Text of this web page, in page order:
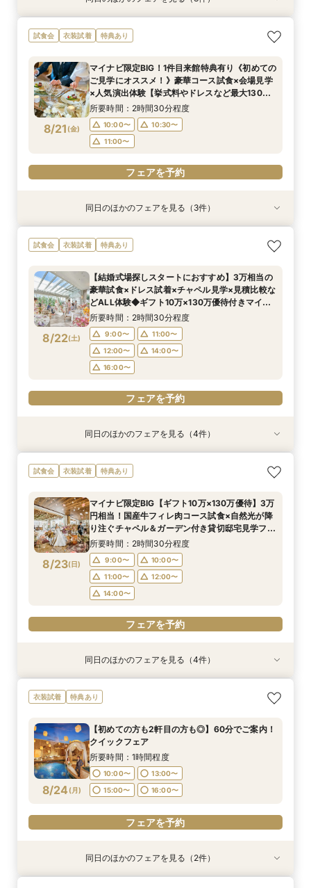
8/20(木)
【初めての方も2軒目の方も◎】60分でご案内！
クイックフェア
10:00〜
13:00〜
15:00〜
16:00〜
フェアを予約
8/20(木)
【挙式＆会食*10名59万～】家族だけのシンプル
WD！少人数W相談フェア
10:00〜
11:00〜
14:30〜
16:00〜
フェアを予約
8/20(木)
【初めての見学におすすめ】即決なし◎自然光溢
れるチャペル＆会場見学×見積もり相談
10:00〜
13:00〜
15:00〜
16:00〜
フェアを予約
試食会 衣装試着 特典あり
8/21 (金)
マイナビ限定BIG！1件目来館特典有り《初めての
ご見学にオススメ！》豪華コース試食×会場見学
×人気演出体験【挙式料やドレスなど最大130万
円特典】
所要時間：2時間30分程度
10:00〜
10:30〜
11:00〜
フェアを予約
特典あり
8/21(金)
【初めての方も2軒目の方も◎】60分でご案内！
クイックフェア
10:00〜
13:00〜
15:00〜
16:00〜
フェアを予約
特典あり
8/21(金)
【挙式＆会食*10名59万～】家族だけのシンプル
WD！少人数W相談フェア
10:00〜
11:00〜
14:30〜
16:00〜
フェアを予約
特典あり
8/21(金)
【初めての見学におすすめ】即決なし◎自然光溢
れるチャペル＆会場見学×見積もり相談
10:00〜
13:00〜
15:00〜
16:00〜
フェアを予約
同日のほかのフェアを見る（3件）
試食会 衣装試着 特典あり
8/22(土)
【結婚式場探しスタートにおすすめ】3万相当の
豪華試食×ドレス試着×チャペル見学×見積比較な
どALL体験◆ギフト10万×130万優待付きマイナ
ビ限定BIGフェア
所要時間：2時間30分程度
9:00〜
11:00〜
12:00〜
14:00〜
16:00〜
フェアを予約
衣装試着 特典あり
8/22(土)
マイナビ限定BIG【憧れ試着×スイーツ試食付
き】ギフト10万×130万優待◆自然光が降り注ぐ
ア
所要時間：2時間程度
9:00〜
11:00〜
14:30〜
17:00〜
フェアを予約
衣装試着 特典あり
8/22(土)
【愛犬とずっと一緒】挙式も披露宴も叶うペット
婚相談フェア｜マイナビ限定BIG＼Amazonギフ
所要時間：2時間程度
9:00〜
11:00〜
14:30〜
フェアを予約
特典あり
8/22(土)
【初めての方も2軒目の方も◎】60分でご案内！
クイックフェア
10:00〜
13:00〜
15:00〜
16:00〜
フェアを予約
特典あり
8/22(土)
【挙式＆会食*10名59万～】家族だけのシンプル
WD！少人数W相談フェア
10:00〜
11:00〜
14:30〜
16:00〜
フェアを予約
同日のほかのフェアを見る（4件）
試食会 衣装試着 特典あり
8/23(日)
マイナビ限定BIG【ギフト10万×130万優待】3万
円相当！国産牛フィレ肉コース試食×自然光が降
り注ぐチャペル＆ガーデン付き貸切邸宅見学フェ
ア
所要時間：2時間30分程度
9:00〜
10:00〜
11:00〜
12:00〜
14:00〜
フェアを予約
衣装試着 特典あり
8/23(日)
マイナビ限定BIG【憧れ試着×スイーツ試食付
き】ギフト10万×130万優待◆自然光が降り注ぐ
ア
所要時間：2時間程度
14:30〜
17:00〜
フェアを予約
衣装試着 特典あり
8/23(日)
【愛犬とずっと一緒】挙式も披露宴も叶うペット
婚相談フェア｜マイナビ限定BIG＼Amazonギフ
所要時間：2時間程度
14:30〜
フェアを予約
特典あり
8/23(日)
【初めての方も2軒目の方も◎】60分でご案内！
クイックフェア
10:00〜
15:00〜
16:00〜
フェアを予約
特典あり
8/23(日)
【挙式＆会食*10名59万～】家族だけのシンプル
WD！少人数W相談フェア
10:00〜
14:30〜
16:00〜
フェアを予約
同日のほかのフェアを見る（4件）
衣装試着 特典あり
8/24 (月)
【初めての方も2軒目の方も◎】60分でご案内！
クイックフェア
所要時間：1時間程度
10:00〜
13:00〜
15:00〜
16:00〜
フェアを予約
特典あり
特典あり同日のほかのフェアを見る（2件）